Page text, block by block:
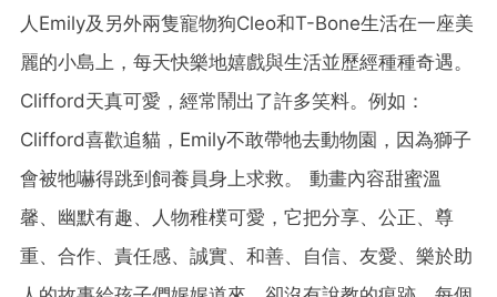
人Emily及另外兩隻寵物狗Cleo和T-Bone生活在一座美
麗的小島上，每天快樂地嬉戲與生活並歷經種種奇遇。
Clifford天真可愛，經常鬧出了許多笑料。例如：
Clifford喜歡追貓，Emily不敢帶牠去動物園，因為獅子
會被牠嚇得跳到飼養員身上求救。
動畫內容甜蜜溫
馨、幽默有趣、人物稚樸可愛，它把分享、公正、尊
重、合作、責任感、誠實、和善、自信、友愛、樂於助